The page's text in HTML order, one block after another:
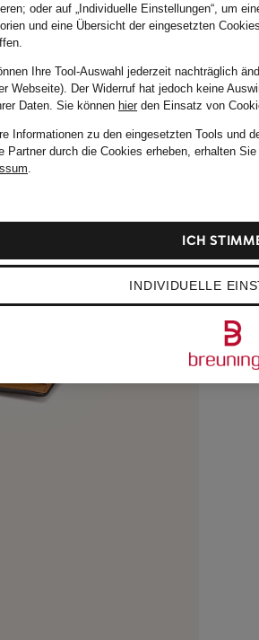
oder auf „Individuelle Einstellungen“, um
und eine Übersicht der eingesetzten
Ihre Tool-Auswahl jederzeit nachträglich
Webseite). Der Widerruf hat jedoch keine
Daten. Sie können hierden Einsatz von
Informationen zu den eingesetzten Tools und
Partner durch die Cookies erheben, erhalten
.
INDIVIDUELLE
ICH